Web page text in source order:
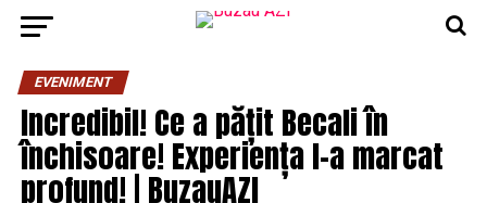
EVENIMENT
Incredibil! Ce a pățit Becali în
închisoare! Experiența l-a marcat
profund! | BuzauAZI